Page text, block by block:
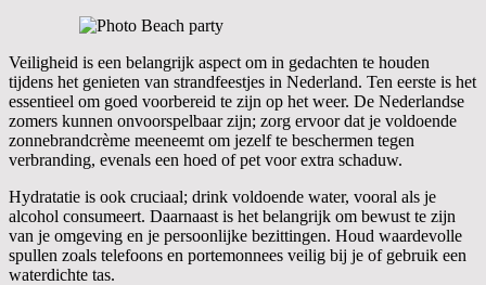
Veiligheid is een belangrijk aspect om in gedachten te houden
tijdens het genieten van strandfeestjes in Nederland. Ten eerste is het
essentieel om goed voorbereid te zijn op het weer. De Nederlandse
zomers kunnen onvoorspelbaar zijn; zorg ervoor dat je voldoende
zonnebrandcrème meeneemt om jezelf te beschermen tegen
verbranding, evenals een hoed of pet voor extra schaduw.
Hydratatie is ook cruciaal; drink voldoende water, vooral als je
alcohol consumeert. Daarnaast is het belangrijk om bewust te zijn
van je omgeving en je persoonlijke bezittingen. Houd waardevolle
spullen zoals telefoons en portemonnees veilig bij je of gebruik een
waterdichte tas.